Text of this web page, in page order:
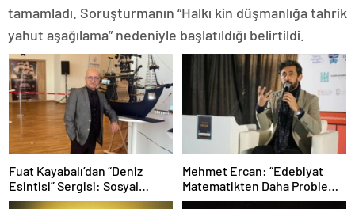
tamamladı. Soruşturmanın “Halkı kin düşmanlığa tahrik
yahut aşağılama” nedeniyle başlatıldığı belirtildi.
Fuat Kayabalı’dan “Deniz
Esintisi” Sergisi: Sosyal
Farkındalıkla Sanat Buluşuyor
Mehmet Ercan: “Edebiyat
Matematikten Daha Problemli
Bir Mesele”